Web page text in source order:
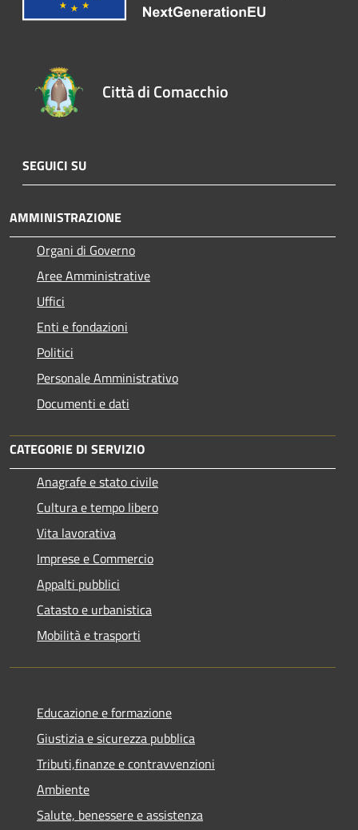
Città di Comacchio
SEGUICI SU
AMMINISTRAZIONE
Organi di Governo
Aree Amministrative
Uffici
Enti e fondazioni
Politici
Personale Amministrativo
Documenti e dati
CATEGORIE DI SERVIZIO
Anagrafe e stato civile
Cultura e tempo libero
Vita lavorativa
Imprese e Commercio
Appalti pubblici
Catasto e urbanistica
Mobilità e trasporti
Educazione e formazione
Giustizia e sicurezza pubblica
Tributi,finanze e contravvenzioni
Ambiente
Salute, benessere e assistenza